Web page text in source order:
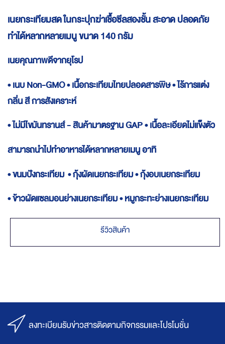
เนยกระเทียมสด ในกระปุกฆ่าเชื้อซีลสองชั้น สะอาด ปลอดภัย
ทำได้หลากหลายเมนู ขนาด 140 กรัม
เนยคุณภาพดีจากยุโรป
• เนบ Non-GMO • เนื้อกระเทียมไทยปลอดสารพิษ • ไร้การแต่ง
กลิ่น สี การสังเคราะห์
• ไม่มีไขมันทรานส์ - สินค้ามาตรฐาน GAP • เนื้อละเอียดไม่แข็งตัว
สามารถนำไปทำอาหารได้หลากหลายเมนู อาทิ
• ขนมปังกระเทียม • กุ้งผัดเนยกระเทียม • กุ้งอบเนยกระเทียม
• ข้าวผัดแซลมอนย่างเนยกระเทียม • หมูกระทะย่างเนยกระเทียม
รีวิวสินค้า
ลงทะเบียนรับข่าวสารติดตามกิจกรรมและโปรโมชั่น